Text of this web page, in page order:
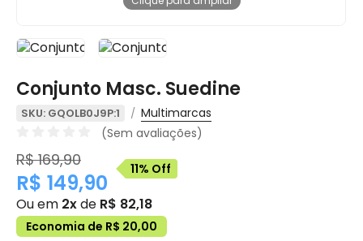
Conjunto Masc. Suedine
SKU: GQOLB0J9P:1
Multimarcas
(Sem avaliações)
R$ 169,90
R$ 149,90
11% Off
Ou em 2xde R$ 82,18
Economia de R$ 20,00